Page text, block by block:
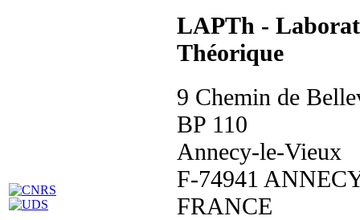
LAPTh -
Théorique
9 Chemin de
BP 110
Annecy-le-Vieux
F-74941
FRANCE